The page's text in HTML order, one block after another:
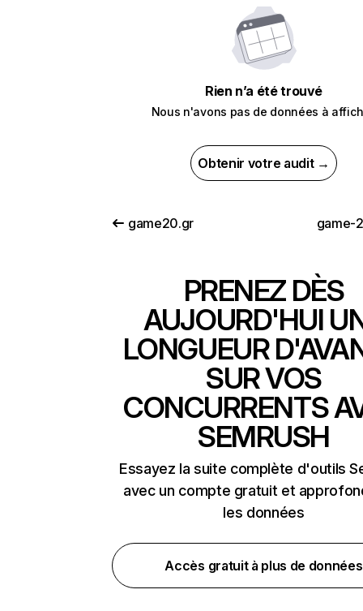
Rien n’a été trouvé
Nous n'avons pas de données à
Obtenir votre audit →
game20.gr game-
PRENEZ DÈS
AUJOURD'HUI
LONGUEUR
SUR VOS
CONCURRENTS
SEMRUSH
Essayez la suite complète d'outils
avec un compte gratuit et
les données
Accès gratuit à plus de données